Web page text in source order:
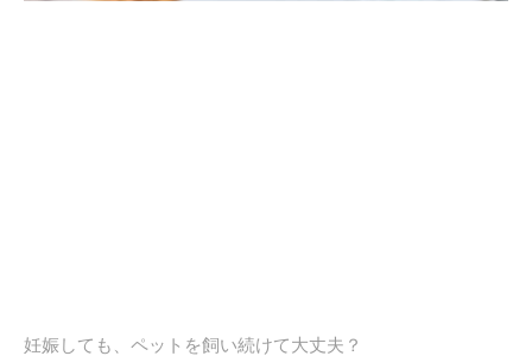
妊娠しても、ペットを飼い続けて大丈夫？